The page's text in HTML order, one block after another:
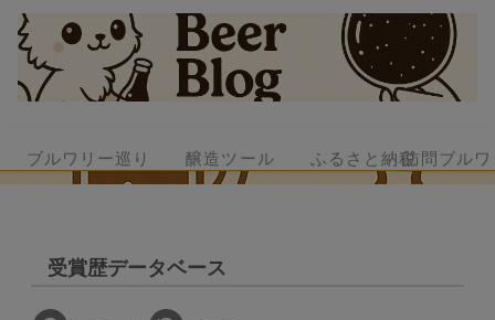
ブルワリー巡り 醸造ツール ふるさと納税訪問ブル
受賞歴データベース